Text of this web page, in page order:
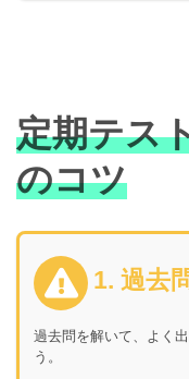
定期テス
のコツ
1. 過去
過去問を解いて、よく
う。